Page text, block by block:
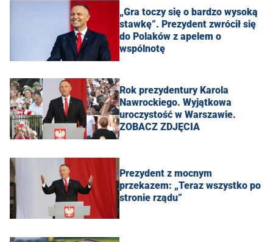
„Gra toczy się o bardzo wysoką
stawkę”. Prezydent zwrócił się
do Polaków z apelem o
wspólnotę
Rok prezydentury Karola
Nawrockiego. Wyjątkowa
uroczystość w Warszawie.
ZOBACZ ZDJĘCIA
Prezydent z mocnym
przekazem: „Teraz wszystko po
stronie rządu”